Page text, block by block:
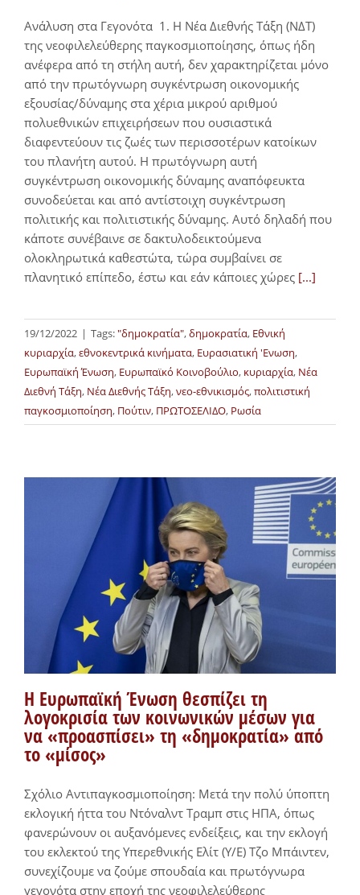
Ανάλυση στα Γεγονότα 1. Η Νέα Διεθνής Τάξη (ΝΔΤ)
της νεοφιλελεύθερης παγκοσμιοποίησης, όπως ήδη
ανέφερα από τη στήλη αυτή, δεν χαρακτηρίζεται μόνο
από την πρωτόγνωρη συγκέντρωση οικονομικής
εξουσίας/δύναμης στα χέρια μικρού αριθμού
πολυεθνικών επιχειρήσεων που ουσιαστικά
διαφεντεύουν τις ζωές των περισσοτέρων κατοίκων
του πλανήτη αυτού. Η πρωτόγνωρη αυτή
συγκέντρωση οικονομικής δύναμης αναπόφευκτα
συνοδεύεται και από αντίστοιχη συγκέντρωση
πολιτικής και πολιτιστικής δύναμης. Αυτό δηλαδή που
κάποτε συνέβαινε σε δακτυλοδεικτούμενα
ολοκληρωτικά καθεστώτα, τώρα συμβαίνει σε
πλανητικό επίπεδο, έστω και εάν κάποιες χώρες [...]
19/12/2022 | Tags:"δημοκρατία",δημοκρατία, Εθνική
κυριαρχία,εθνοκεντρικά κινήματα, Ευρασιατική 'Ενωση,
Ευρωπαϊκή Ένωση, Ευρωπαϊκό Κοινοβούλιο, κυριαρχία, Νέα
Διεθνή Τάξη, Νέα Διεθνής Τάξη,νεο-εθνικισμός,πολιτιστική
παγκοσμιοποίηση, Πούτιν, ΠΡΩΤΟΣΕΛΙΔΟ, Ρωσία
Η Ευρωπαϊκή Ένωση θεσπίζει τη
λογοκρισία των κοινωνικών μέσων για
να «προασπίσει» τη «δημοκρατία» από
το «μίσος»
Σχόλιο Αντιπαγκοσμιοποίηση: Μετά την πολύ ύποπτη
εκλογική ήττα του Ντόναλντ Τραμπ στις ΗΠΑ, όπως
φανερώνουν οι αυξανόμενες ενδείξεις, και την εκλογή
του εκλεκτού της Υπερεθνικής Ελίτ (Υ/Ε) Τζο Μπάιντεν,
συνεχίζουμε να ζούμε σπουδαία και πρωτόγνωρα
γεγονότα στην εποχή της νεοφιλελεύθερης